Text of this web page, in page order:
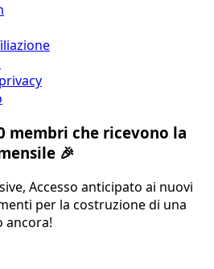
membri che ricevono la
🎉
Accesso anticipato ai nuovi
per la costruzione di una
ancora!